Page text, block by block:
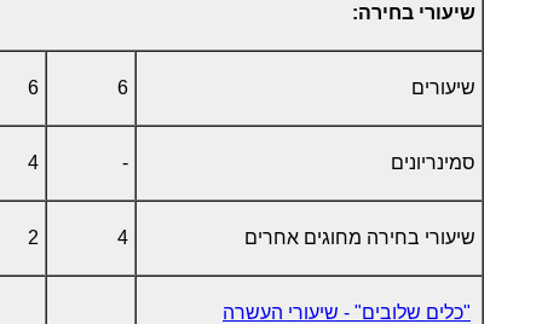
שיעורי בחירה:
שיעורים 6
6
סמינריונים -
4
שיעורי בחירה מחוגים אחרים 4
2
"כלים שלובים" - שיעורי העשרה